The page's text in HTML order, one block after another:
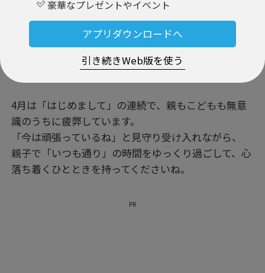
豪華なプレゼントやイベント
アプリダウンロードへ
引き続きWeb版を使う
4月は「はじめまして」の連続で、親もこどもも無意
識のうちに疲弊しています。
「今は頑張っているね」と見守り受け入れながら、
親子で「いつも通り」の時間をゆっくり過ごして、心
落ち着くひとときを持ってくださいね。
PR